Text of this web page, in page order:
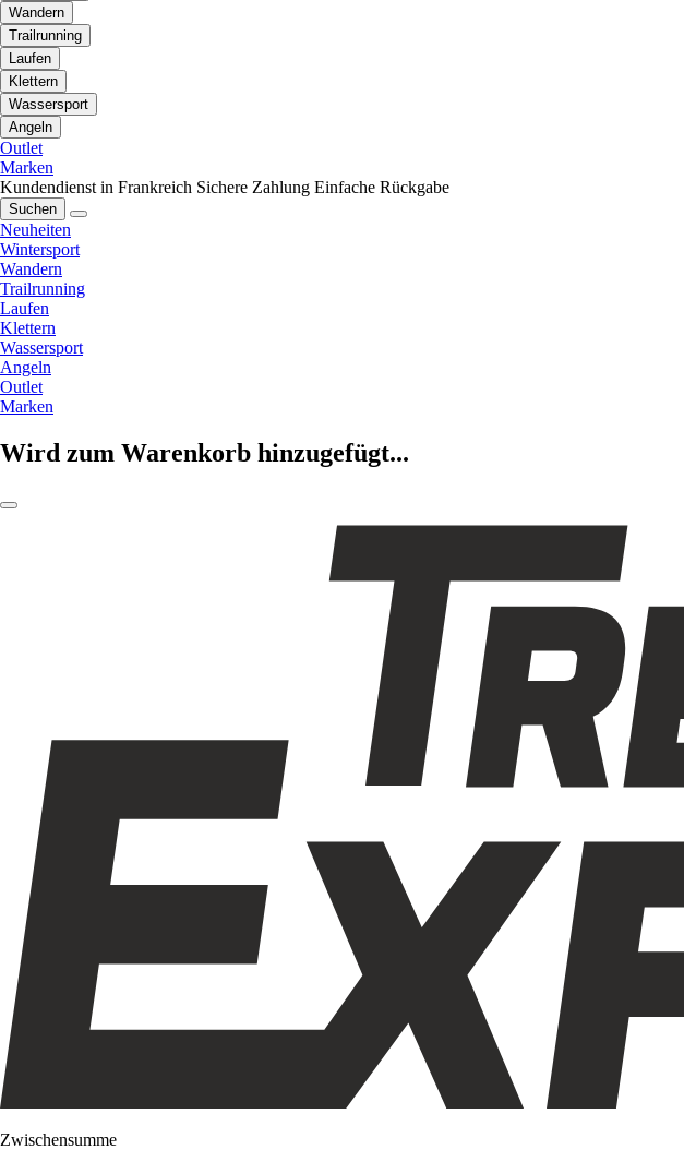
Wandern
Trailrunning
Laufen
Klettern
Wassersport
Angeln
Outlet
Marken
Kundendienst in Frankreich Sichere Zahlung Einfache Rückgabe
Suchen
Neuheiten
Wintersport
Wandern
Trailrunning
Laufen
Klettern
Wassersport
Angeln
Outlet
Marken
Wird zum Warenkorb hinzugefügt...
Zwischensumme